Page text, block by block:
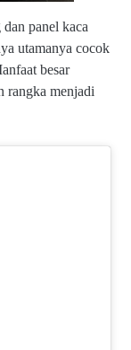
panel kaca
utamanya cocok
besar
rangka menjadi